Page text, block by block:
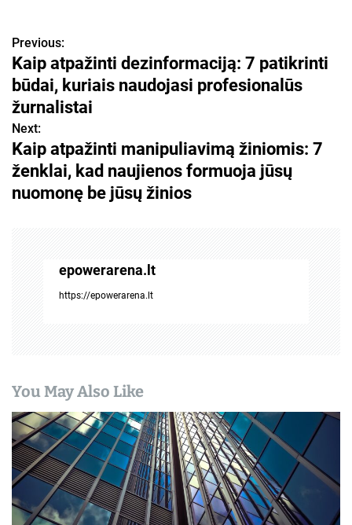
N
a
v
i
g
a
p
į
r
Previous:
Kaip atpažinti dezinformaciją: 7 patikrinti
būdai, kuriais naudojasi profesionalūs
žurnalistai
Next:
Kaip atpažinti manipuliavimą žiniomis: 7
ženklai, kad naujienos formuoja jūsų
nuomonę be jūsų žinios
epowerarena.lt
https://epowerarena.lt
You May Also Like